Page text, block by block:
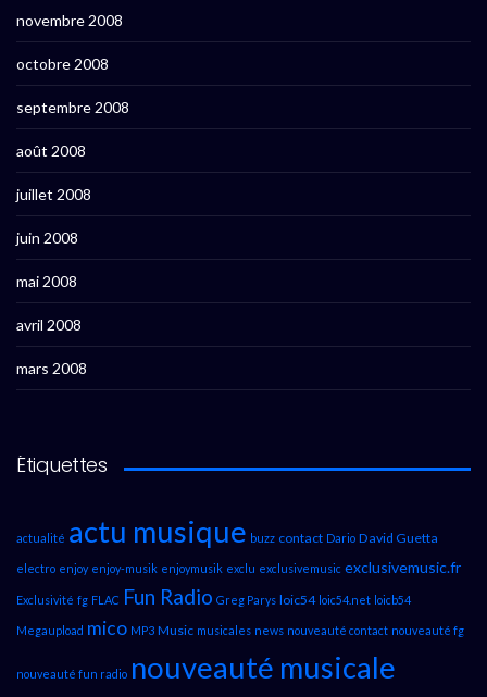
novembre 2008
octobre 2008
septembre 2008
août 2008
juillet 2008
juin 2008
mai 2008
avril 2008
mars 2008
Étiquettes
actualité actu musique buzz contact Dario David Guetta
electro enjoy enjoy-musik enjoymusik exclu exclusivemusic exclusivemusic.fr
Exclusivité fg FLAC Fun Radio Greg Parys loic54 loic54.net loicb54
Megaupload mico MP3 Music musicales news nouveauté contact nouveauté fg
nouveauté fun radio nouveauté musicale